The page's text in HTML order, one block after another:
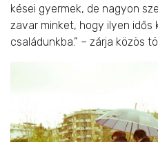
kései gyermek, de nagyon
zavar minket, hogy ilyen idős
családunkba.” – zárja közös